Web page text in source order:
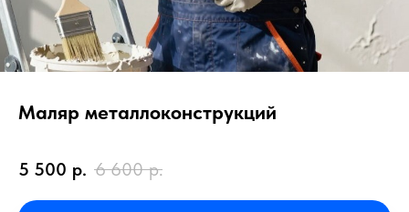
Маляр металлоконструкций
5 500 р. 6 600 р.